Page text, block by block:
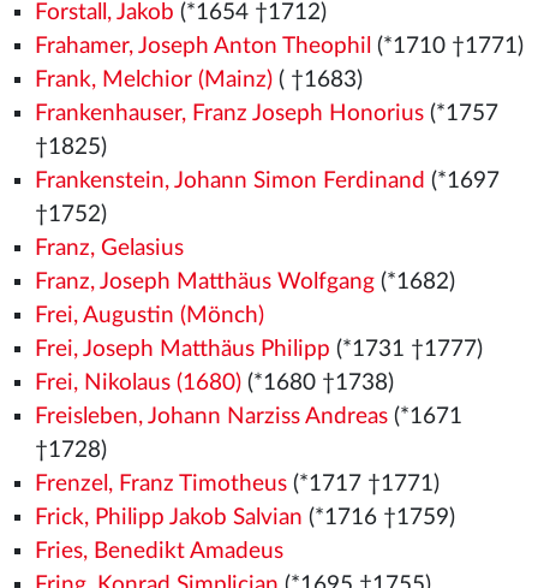
Forstall, Jakob (*1654 †1712)
Frahamer, Joseph Anton Theophil (*1710 †1771)
Frank, Melchior (Mainz)( †1683)
Frankenhauser, Franz Joseph Honorius(*1757
†1825)
Frankenstein, Johann Simon Ferdinand (*1697
†1752)
Franz, Gelasius
Franz, Joseph Matthäus Wolfgang(*1682)
Frei, Augustin (Mönch)
Frei, Joseph Matthäus Philipp (*1731 †1777)
Frei, Nikolaus (1680)(*1680 †1738)
Freisleben, Johann Narziss Andreas(*1671
†1728)
Frenzel, Franz Timotheus(*1717 †1771)
Frick, Philipp Jakob Salvian (*1716 †1759)
Fries, Benedikt Amadeus